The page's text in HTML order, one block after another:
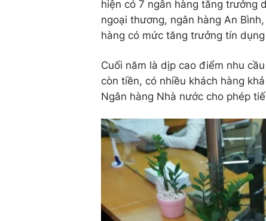
hiện có 7 ngân hàng tăng trưởng
ngoại thương, ngân hàng An
hàng có mức tăng trưởng tín
Cuối năm là dịp cao điểm nhu
còn tiền, có nhiều khách hàng
Ngân hàng Nhà nước cho phép